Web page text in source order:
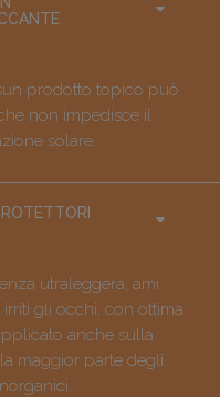
prodotto topico può
non impedisce il
solare.
utraleggera, ami
gli occhi, con ottima
anche sulla
maggior parte degli